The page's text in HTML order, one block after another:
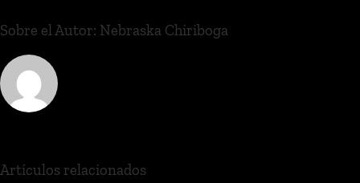
Sobre el Autor: Nebraska Chiriboga
Artículos relacionados